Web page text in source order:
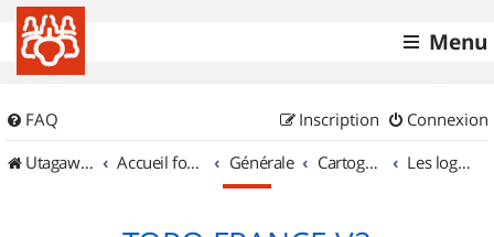
Menu
FAQ Connexion
Inscription
UtagawaVTT (Randos VTT et VTTAE avec traces GPS)
Accueil forum Générale Cartographie et GPS Les logiciels